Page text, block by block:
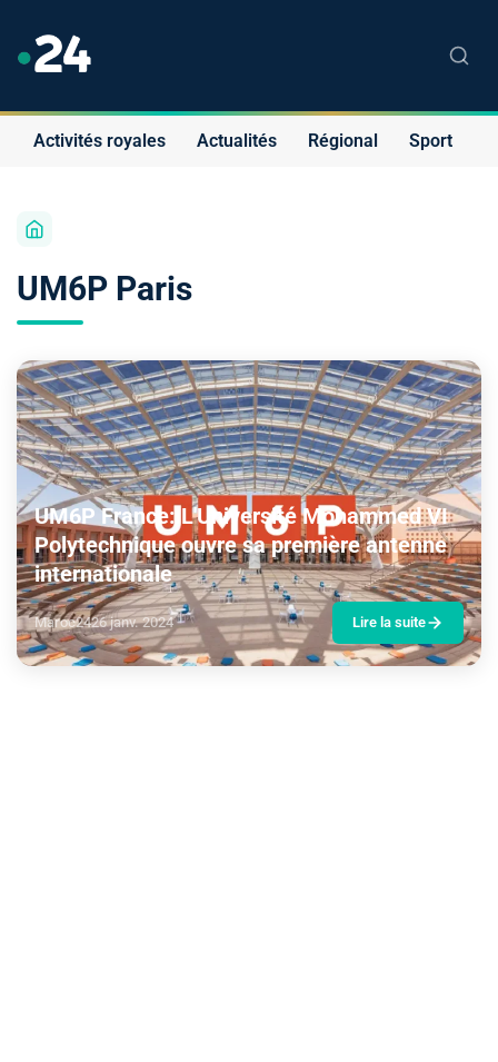
Activités royales Actualités Régional Sport
UM6P Paris
UM6P France: L'Université Mohammed VI
Polytechnique ouvre sa première antenne
internationale
Maroc2426 janv. 2024 Lire la suite